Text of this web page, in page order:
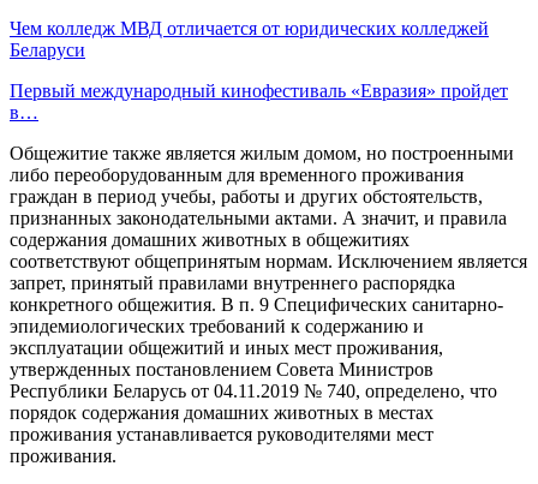
Чем колледж МВД отличается от юридических колледжей
Беларуси
Первый международный кинофестиваль «Евразия» пройдет
в…
Общежитие также является жилым домом, но построенными
либо переоборудованным для временного проживания
граждан в период учебы, работы и других обстоятельств,
признанных законодательными актами. А значит, и правила
содержания домашних животных в общежитиях
соответствуют общепринятым нормам. Исключением является
запрет, принятый правилами внутреннего распорядка
конкретного общежития. В п. 9 Специфических санитарно-
эпидемиологических требований к содержанию и
эксплуатации общежитий и иных мест проживания,
утвержденных постановлением Совета Министров
Республики Беларусь от 04.11.2019 № 740, определено, что
порядок содержания домашних животных в местах
проживания устанавливается руководителями мест
проживания.